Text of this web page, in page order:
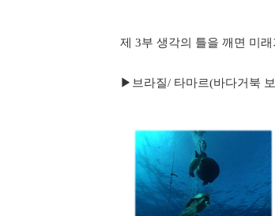
제 3부 생각의 틀을 깨면 미
▶브라질/ 타마르(바다거북